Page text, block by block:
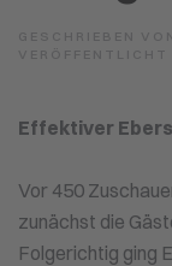
Effektiver
Vor 450
zunächst die
Folgerichtig ging